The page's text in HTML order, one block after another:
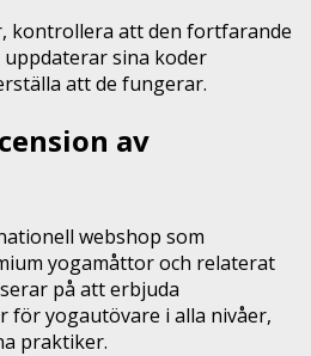
kontrollera att den fortfarande
sina koder
att de fungerar.
av
webshop som
yogamåttor och relaterat
på att erbjuda
för yogautövare i alla nivåer,
praktiker.